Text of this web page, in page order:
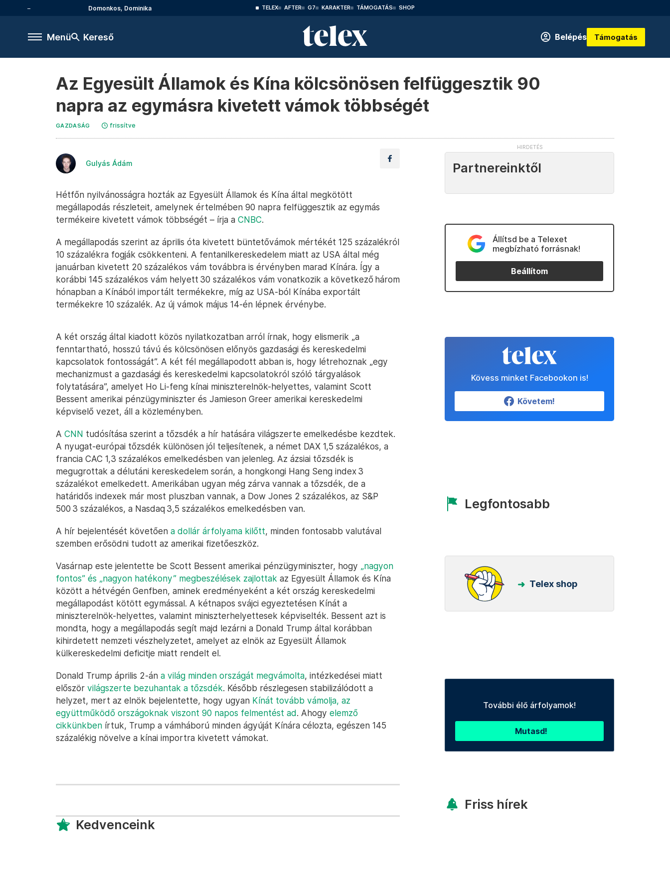
Domonkos, Dominika TELEX AFTER G7 KARAKTER TÁMOGATÁS SHOP
Menü Kereső Belépés Támogatás
Az Egyesült Államok és Kína kölcsönösen felfüggesztik 90
napra az egymásra kivetett vámok többségét
GAZDASÁG frissítve
Gulyás Ádám
Hétfőn nyilvánosságra hozták az Egyesült Államok és Kína által megkötött
megállapodás részleteit, amelynek értelmében 90 napra felfüggesztik az egymás
termékeire kivetett vámok többségét – írja a CNBC.
A megállapodás szerint az április óta kivetett büntetővámok mértékét 125 százalékról
10 százalékra fogják csökkenteni. A fentanilkereskedelem miatt az USA által még
januárban kivetett 20 százalékos vám továbbra is érvényben marad Kínára. Így a
korábbi 145 százalékos vám helyett 30 százalékos vám vonatkozik a következő három
hónapban a Kínából importált termékekre, míg az USA-ból Kínába exportált
termékekre 10 százalék. Az új vámok május 14-én lépnek érvénybe.
A két ország által kiadott közös nyilatkozatban arról írnak, hogy elismerik „a
fenntartható, hosszú távú és kölcsönösen előnyös gazdasági és kereskedelmi
kapcsolatok fontosságát”. A két fél megállapodott abban is, hogy létrehoznak „egy
mechanizmust a gazdasági és kereskedelmi kapcsolatokról szóló tárgyalások
folytatására”, amelyet Ho Li-feng kínai miniszterelnök-helyettes, valamint Scott
Bessent amerikai pénzügyminiszter és Jamieson Greer amerikai kereskedelmi
képviselő vezet, áll a közleményben.
A CNN tudósítása szerint a tőzsdék a hír hatására világszerte emelkedésbe kezdtek.
A nyugat-európai tőzsdék különösen jól teljesítenek, a német DAX 1,5 százalékos, a
francia CAC 1,3 százalékos emelkedésben van jelenleg. Az ázsiai tőzsdék is
megugrottak a délutáni kereskedelem során, a hongkongi Hang Seng index 3
százalékot emelkedett. Amerikában ugyan még zárva vannak a tőzsdék, de a
határidős indexek már most pluszban vannak, a Dow Jones 2 százalékos, az S&P
500 3 százalékos, a Nasdaq 3,5 százalékos emelkedésben van.
A hír bejelentését követően a dollár árfolyama kilőtt, minden fontosabb valutával
szemben erősödni tudott az amerikai fizetőeszköz.
Vasárnap este jelentette be Scott Bessent amerikai pénzügyminiszter, hogy „nagyon
fontos” és „nagyon hatékony” megbeszélések zajlottak az Egyesült Államok és Kína
között a hétvégén Genfben, aminek eredményeként a két ország kereskedelmi
megállapodást kötött egymással. A kétnapos svájci egyeztetésen Kínát a
miniszterelnök-helyettes, valamint miniszterhelyettesek képviselték. Bessent azt is
mondta, hogy a megállapodás segít majd lezárni a Donald Trump által korábban
kihirdetett nemzeti vészhelyzetet, amelyet az elnök az Egyesült Államok
külkereskedelmi deficitje miatt rendelt el.
Donald Trump április 2-án a világ minden országát megvámolta, intézkedései miatt
először világszerte bezuhantak a tőzsdék. Később részlegesen stabilizálódott a
helyzet, mert az elnök bejelentette, hogy ugyan Kínát tovább vámolja, az
együttműködő országoknak viszont 90 napos felmentést ad. Ahogy elemző
cikkünkben írtuk, Trump a vámháború minden ágyúját Kínára célozta, egészen 145
százalékig növelve a kínai importra kivetett vámokat.
Kedvenceink
Partnereinktől
Állítsd be a Telexet
megbízható forrásnak!
Beállítom
Kövess minket Facebookon is!
Követem!
Legfontosabb
Telex shop
További élő árfolyamok!
Mutasd!
Friss hírek